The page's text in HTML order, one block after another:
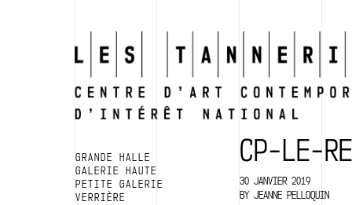
GRANDE HALLE
GALERIE HAUTE
PETITE GALERIE
VERRIÈRE
CP-LE-
30 JANVIER 2019
BY JEANNE PELLOQUIN